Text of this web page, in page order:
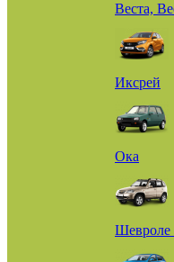
Веста,
Иксрей
Ока
Шевроле